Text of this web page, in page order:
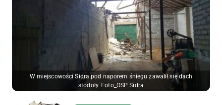
W miejscowości Sidra pod naporem śniegu zawalił się dach
stodoły. Foto_OSP Sidra